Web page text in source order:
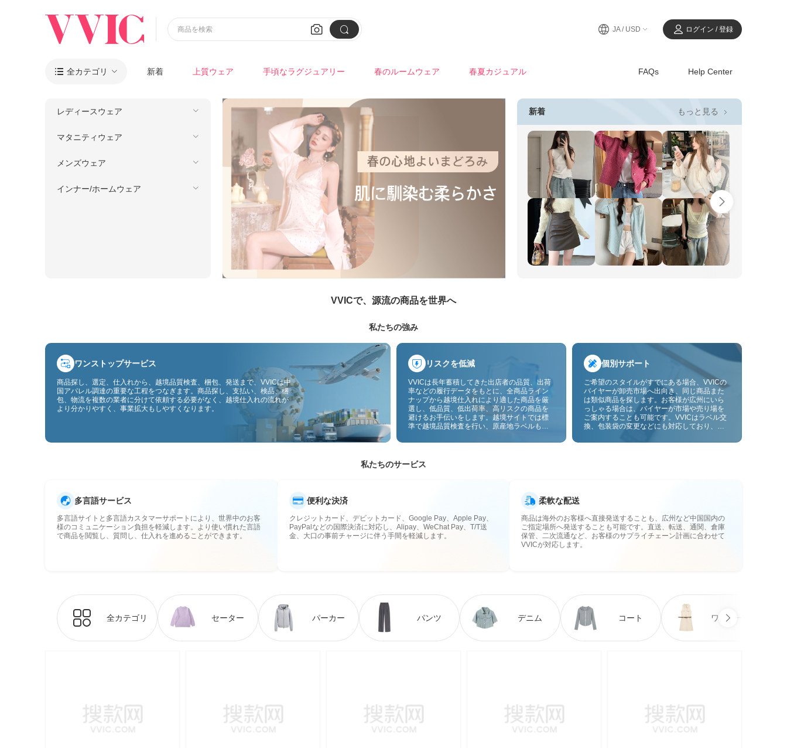
 
商品を検索 JA / USD ログイン / 登録
 全カテゴリ 新着 上質ウェア 手頃なラグジュアリー 春のルームウェア 春夏カジュアル FAQs Help Center
レディースウェア
マタニティウェア
メンズウェア
インナー/ホームウェア
新着 もっと見る 
VVICで、源流の商品を世界へ
私たちの強み
ワンストップサービス
商品探し、選定、仕入れから、越境品質検査、梱包、発送まで、VVICは中
国アパレル調達の重要な工程をつなぎます。商品探し、支払い、検品、梱
包、物流を複数の業者に分けて依頼する必要がなく、越境仕入れの流れが
より分かりやすく、事業拡大もしやすくなります。
リスクを低減
VVICは長年蓄積してきた出店者の品質、出荷
率などの履行データをもとに、全商品ライン
ナップから越境仕入れにより適した商品を厳
選し、低品質、低出荷率、高リスクの商品を
避けるお手伝いをします。越境サイトでは標
準で越境品質検査を行い、原産地ラベルも貼
スのリスクをさらに抑えます。
個別サポート
ご希望のスタイルがすでにある場合、VVICの
バイヤーが卸売市場へ出向き、同じ商品また
は類似商品を探します。お客様が広州にいら
っしゃる場合は、バイヤーが市場や売り場を
ご案内することも可能です。VVICはラベル交
換、包装袋の変更などにも対応しており、今
にも対応予定です。仕入れをお客様のビジネ
私たちのサービス
多言語サービス
多言語サイトと多言語カスタマーサポートにより、世界中のお客
様のコミュニケーション負担を軽減します。より使い慣れた言語
で商品を閲覧し、質問し、仕入れを進めることができます。
便利な決済
クレジットカード、デビットカード、Google Pay、Apple Pay、
PayPalなどの国際決済に対応し、Alipay、WeChat Pay、T/T送
金、大口の事前チャージに伴う手間を軽減します。
柔軟な配送
商品は海外のお客様へ直接発送することも、広州など中国国内の
ご指定場所へ発送することも可能です。直送、転送、通関、倉庫
保管、二次流通など、お客様のサプライチェーン計画に合わせて
VVICが対応します。
全カテゴリ セーター パーカー パンツ デニム コート ワンピース